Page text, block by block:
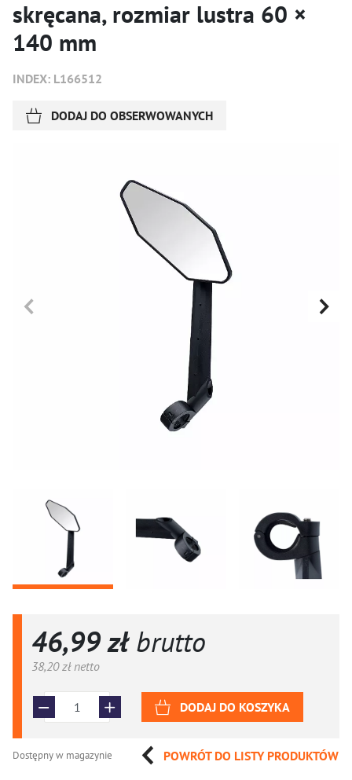
skręcana, rozmiar lustra 60 ×
140 mm
INDEX: L166512
DODAJ DO OBSERWOWANYCH
46,99 złbrutto
38,20 złnetto
DODAJ DO KOSZYKA
Dostępny w magazynie POWRÓT DO LISTY PRODUKTÓW